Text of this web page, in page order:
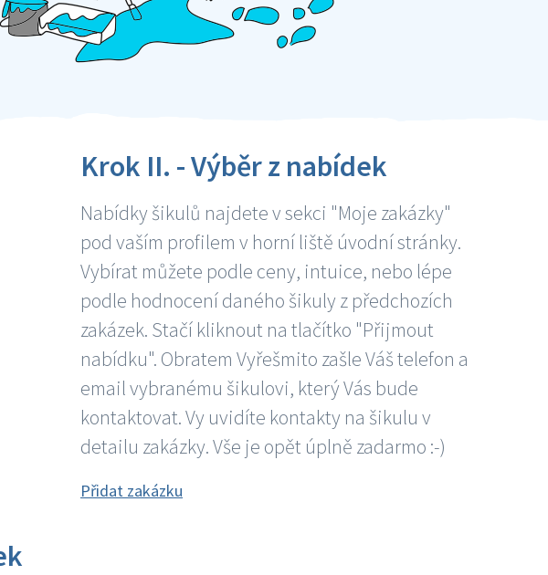
Krok II. - Výběr z nabídek
Nabídky šikulů najdete v sekci "Moje zakázky"
pod vaším profilem v horní liště úvodní stránky.
Vybírat můžete podle ceny, intuice, nebo lépe
podle hodnocení daného šikuly z předchozích
zakázek. Stačí kliknout na tlačítko "Přijmout
nabídku". Obratem Vyřešmito zašle Váš telefon a
email vybranému šikulovi, který Vás bude
kontaktovat. Vy uvidíte kontakty na šikulu v
detailu zakázky. Vše je opět úplně zadarmo :-)
Přidat zakázku